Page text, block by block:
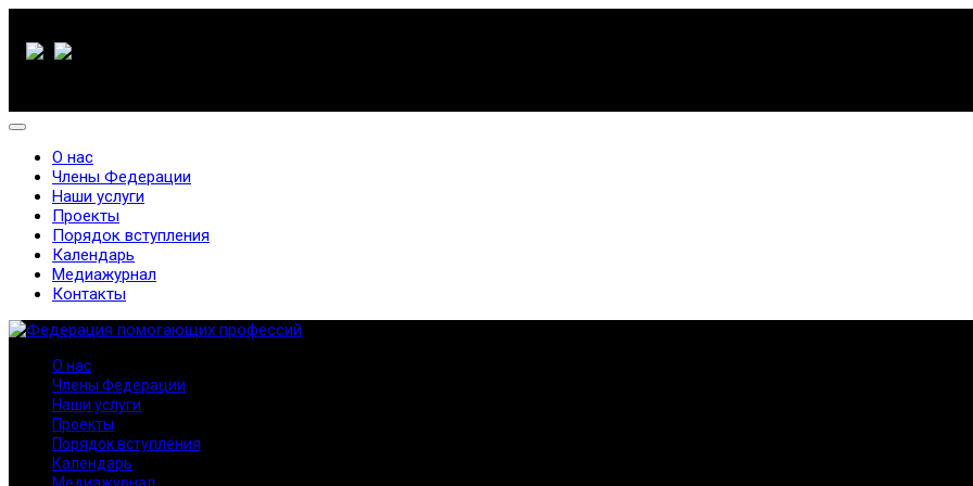
О нас
Члены Федерации
Наши услуги
Проекты
Порядок вступления
Календарь
Медиажурнал
Контакты
О нас
Члены Федерации
Наши услуги
Проекты
Порядок вступления
Календарь